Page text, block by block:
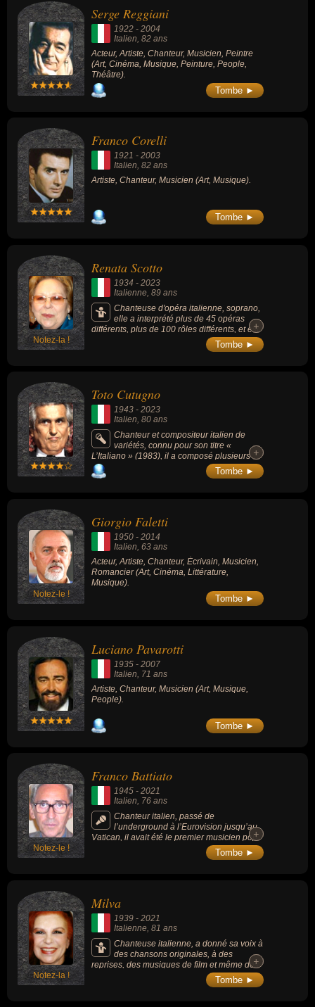
Serge Reggiani
1922 - 2004
Italien, 82 ans
Acteur, Artiste, Chanteur, Musicien, Peintre
(Art, Cinéma, Musique, Peinture, People,
Théâtre).
Tombe ►
Franco Corelli
1921 - 2003
Italien, 82 ans
Artiste, Chanteur, Musicien (Art, Musique).
Tombe ►
Notez-la !
Renata Scotto
1934 - 2023
Italienne, 89 ans
Chanteuse d'opéra italienne, soprano,
elle a interprété plus de 45 opéras
différents, plus de 100 rôles différents, et est
apparue avec les chanteurs les plus
+
+
Tombe ►
Toto Cutugno
1943 - 2023
Italien, 80 ans
Chanteur et compositeur italien de
variétés, connu pour son titre «
L’Italiano » (1983), il a composé plusieurs
titres marquants de la musique française
comme « Laissez-moi danser » (1979, de
+
+
Tombe ►
Notez-le !
Giorgio Faletti
1950 - 2014
Italien, 63 ans
Acteur, Artiste, Chanteur, Écrivain, Musicien,
Romancier (Art, Cinéma, Littérature,
Musique).
Tombe ►
Luciano Pavarotti
1935 - 2007
Italien , 71 ans
Artiste, Chanteur, Musicien (Art, Musique,
People).
Tombe ►
Notez-le !
Franco Battiato
1945 - 2021
Italien, 76 ans
Chanteur italien, passé de
l’underground à l’Eurovision jusqu’au
Vatican, il avait été le premier musicien pop
à jouer pour un pape en 1989.
+
+
Tombe ►
Notez-la !
Milva
1939 - 2021
Italienne , 81 ans
Chanteuse italienne, a donné sa voix à
des chansons originales, à des
reprises, des musiques de film et même des
opéras de Kurt Weill et de Luciano Berio.
Elle a vendu plus de 80 millions de disques
+
+
Tombe ►